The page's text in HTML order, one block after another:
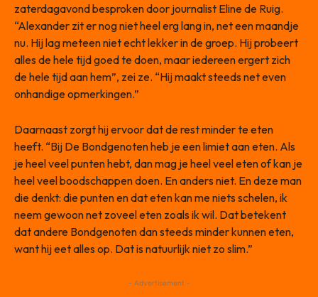
zaterdagavond besproken door journalist Eline de Ruig.
“Alexander zit er nog niet heel erg lang in, net een maandje
nu. Hij lag meteen niet echt lekker in de groep. Hij probeert
alles de hele tijd goed te doen, maar iedereen ergert zich
de hele tijd aan hem”, zei ze. “Hij maakt steeds net even
onhandige opmerkingen.”
Daarnaast zorgt hij ervoor dat de rest minder te eten
heeft. “Bij De Bondgenoten heb je een limiet aan eten. Als
je heel veel punten hebt, dan mag je heel veel eten of kan je
heel veel boodschappen doen. En anders niet. En deze man
die denkt: die punten en dat eten kan me niets schelen, ik
neem gewoon net zoveel eten zoals ik wil. Dat betekent
dat andere Bondgenoten dan steeds minder kunnen eten,
want hij eet alles op. Dat is natuurlijk niet zo slim.”
- Advertisement -